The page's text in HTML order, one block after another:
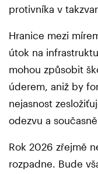
protivníka v
Hranice mezi
útok na
mohou způsobit
úderem, aniž by
nejasnost
odezvu a
Rok 2026 zřejmě
rozpadne. Bude